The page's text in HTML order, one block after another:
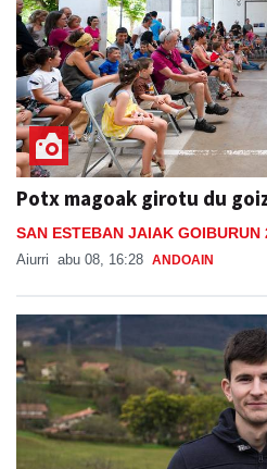
Potx magoak girotu du
SAN ESTEBAN JAIAK GOIBURUN
Aiurri abu 08, 16:28 ANDOAIN